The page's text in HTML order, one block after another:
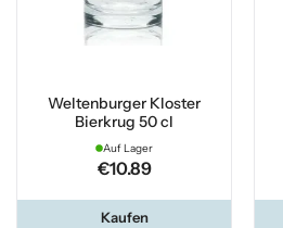
Weltenburger Kloster
Bierkrug 50 cl
Auf Lager
€10.89
Kaufen